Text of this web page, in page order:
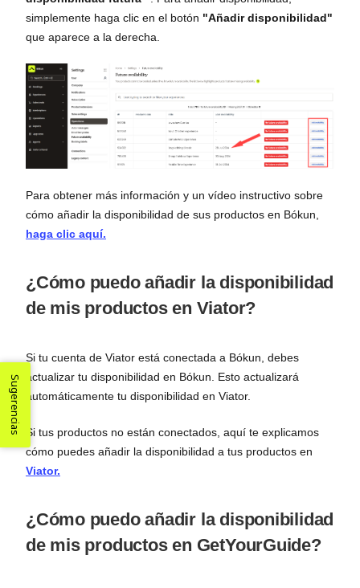
simplemente haga clic en el botón "Añadir disponibilidad"
que aparece a la derecha.
Para obtener más información y un vídeo instructivo sobre
cómo añadir la disponibilidad de sus productos en Bókun,
haga clic aquí.
¿Cómo puedo añadir la disponibilidad
de mis productos en Viator?
Si tu cuenta de Viator está conectada a Bókun, debes
actualizar tu disponibilidad en Bókun. Esto actualizará
automáticamente tu disponibilidad en Viator.
Si tus productos no están conectados, aquí te explicamos
cómo puedes añadir la disponibilidad a tus productos en
Viator.
¿Cómo puedo añadir la disponibilidad
de mis productos en GetYourGuide?
Sugerencias